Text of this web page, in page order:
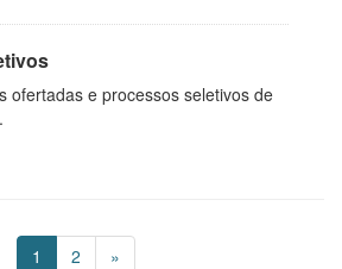
ofertadas e processos seletivos de
1 2 »